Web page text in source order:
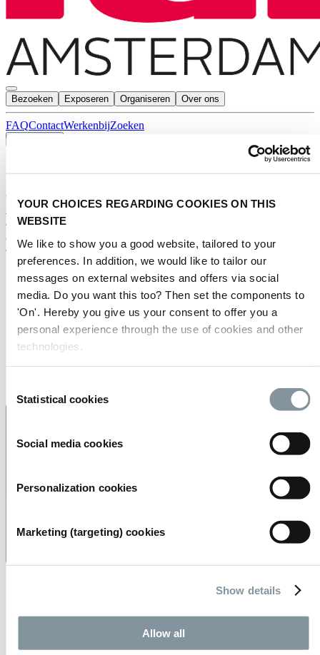
YOUR CHOICES REGARDING COOKIES ON THIS
WEBSITE
We like to show you a good website, tailored to your
preferences. In addition, we would like to tailor our
messages on external websites and offers via social
media. Do you want this too? Then set the components to
'On'. Hereby you give us your consent to offer you a
personal experience through the use of cookies and other
technologies.
Selection
Statistical cookies
Social media cookies
Personalization cookies
Marketing (targeting) cookies
Show details
Allow all
Bezoeken Exposeren Organiseren Over ons
FAQContactWerkenbijZoeken
Nederlands
Home
/
Agenda
/
26th Annual GHI Conference